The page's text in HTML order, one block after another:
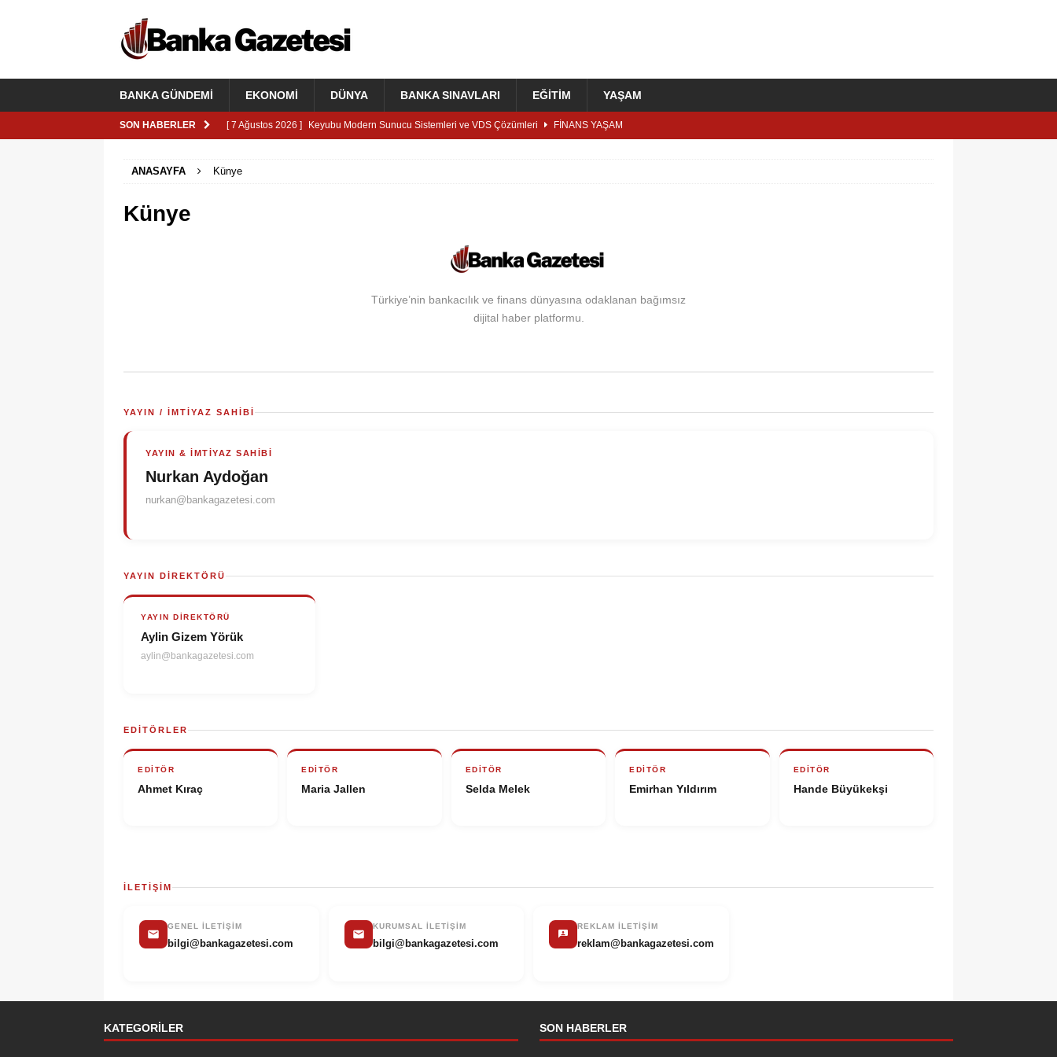
BANKA GÜNDEMI EKONOMI DÜNYA BANKA SINAVLARI EĞITIM YAŞAM
SON HABERLER [ 7 Ağustos 2026 ] Keyubu Modern Sunucu Sistemleri ve VDS Çözümleri FINANS YAŞAM
FINANS YAŞAM
En Uygun Kredi Nasıl Bulunur? Karşılaştırma Rehberi FINANS YAŞAM
ANASAYFA Künye
Künye
Türkiye’nin bankacılık ve finans dünyasına odaklanan bağımsız
dijital haber platformu.
YAYIN / İMTIYAZ SAHIBI
YAYIN & İMTIYAZ SAHIBI
Nurkan Aydoğan
nurkan@bankagazetesi.com
YAYIN DIREKTÖRÜ
YAYIN DIREKTÖRÜ
Aylin Gizem Yörük
aylin@bankagazetesi.com
EDITÖRLER
EDITÖR
Ahmet Kıraç
EDITÖR
Maria Jallen
EDITÖR
Selda Melek
EDITÖR
Emirhan Yıldırım
EDITÖR
Hande Büyükekşi
İLETIŞIM
GENEL İLETIŞIM
bilgi@bankagazetesi.com
KURUMSAL İLETIŞIM
bilgi@bankagazetesi.com
REKLAM İLETIŞIM
reklam@bankagazetesi.com
KATEGORILER SON HABERLER